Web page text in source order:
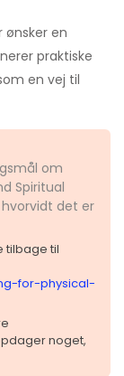
ønsker en
praktiske
en vej til
om
Spiritual
hvorvidt det er
tilbage til
for-physical-
noget,